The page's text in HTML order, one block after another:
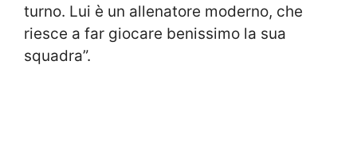
turno. Lui è un allenatore moderno, che
riesce a far giocare benissimo la sua
squadra”.